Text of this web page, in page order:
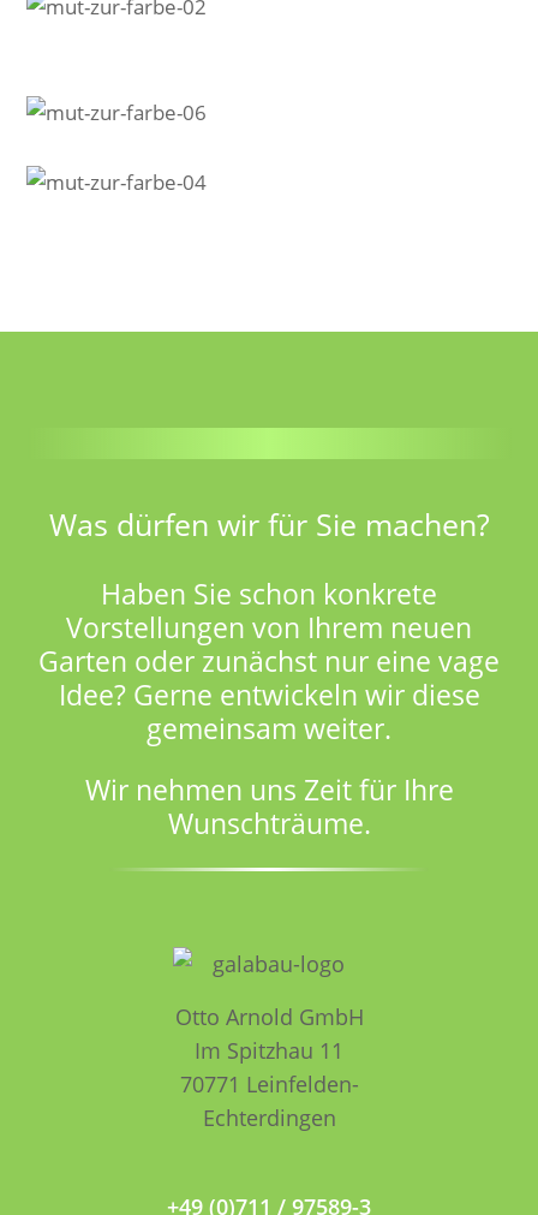
Was dürfen wir für Sie machen?
Haben Sie schon konkrete
Vorstellungen von Ihrem neuen
Garten oder zunächst nur eine vage
Idee? Gerne entwickeln wir diese
gemeinsam weiter.
Wir nehmen uns Zeit für Ihre
Wunschträume.
Otto Arnold GmbH
Im Spitzhau 11
70771 Leinfelden­­
Echterdingen
+49 (0)711 / 97589-3